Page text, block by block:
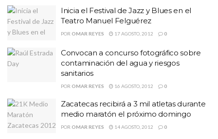
Inicia el Festival de Jazz y Blues en el
Teatro Manuel Felguérez
POR OMAR REYES 17 AGOSTO, 2012 0
Convocan a concurso fotográfico sobre
contaminación del agua y riesgos
sanitarios
POR OMAR REYES 16 AGOSTO, 2012 0
Zacatecas recibirá a 3 mil atletas durante
medio maratón el próximo domingo
POR OMAR REYES 14 AGOSTO, 2012 0